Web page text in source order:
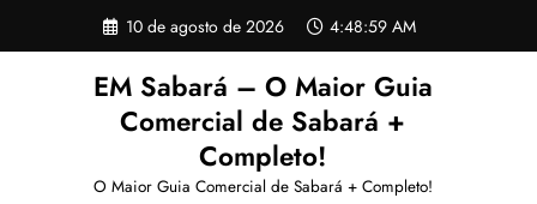
o
10 de agosto de 2026 4:49:00 AM
EM Sabará – O Maior Guia
Comercial de Sabará +
Completo!
O Maior Guia Comercial de Sabará + Completo!